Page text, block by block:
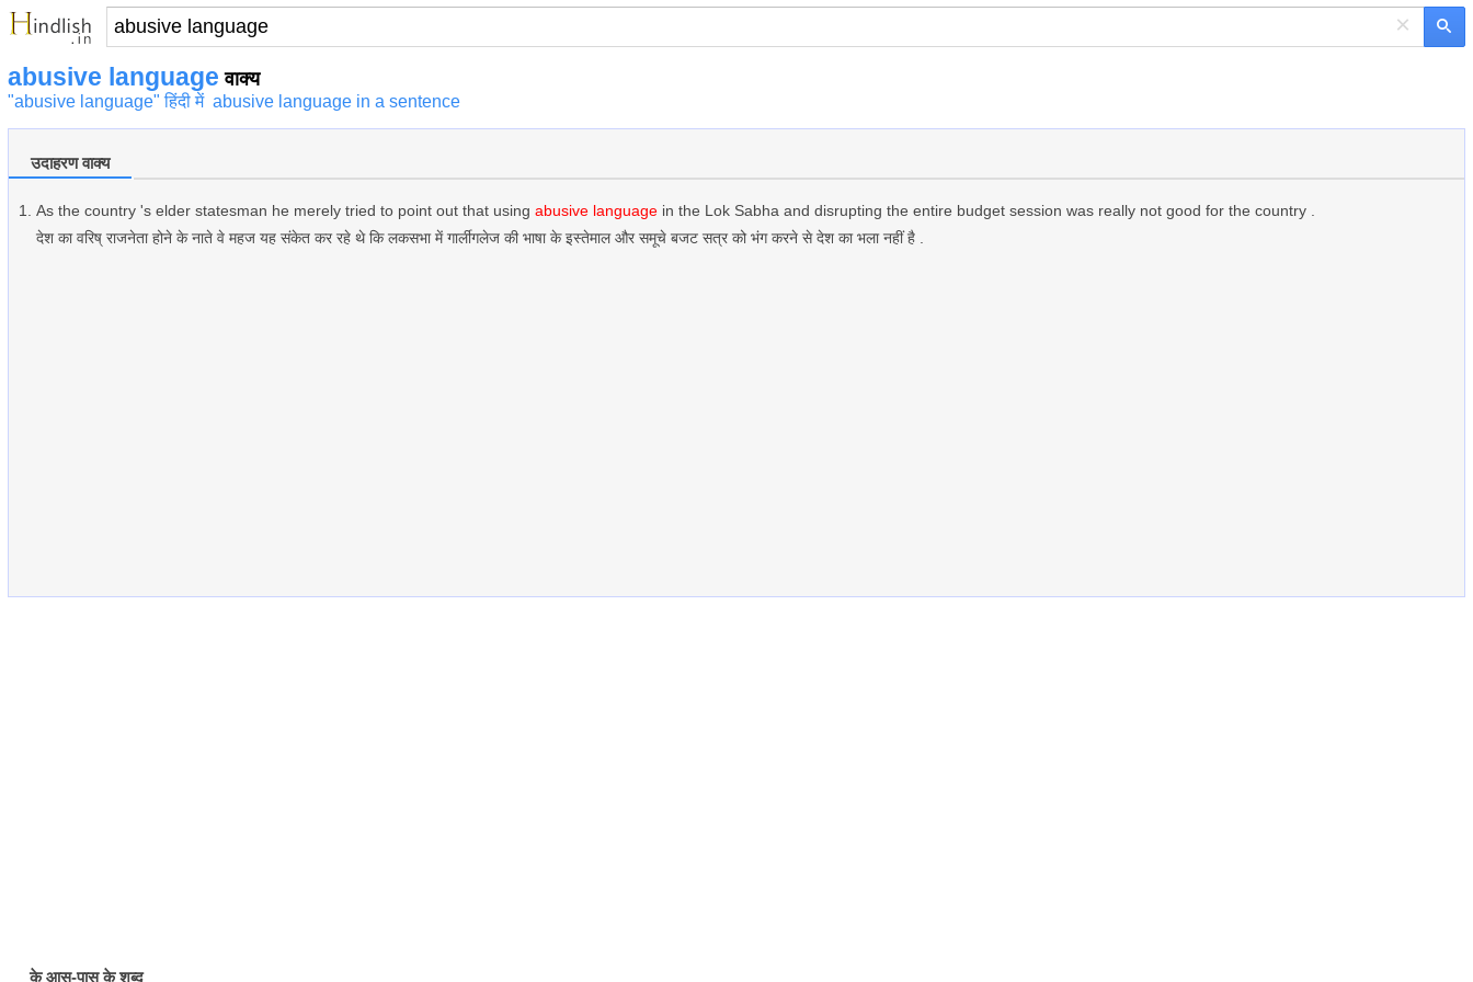
×
abusive language वाक्य
"abusive language" हिंदी में abusive language in a sentence
उदाहरण वाक्य
As the country 's elder statesman he merely tried to point out that using abusive language in the Lok Sabha and disrupting the entire budget session was really not good for the country .
देश का वरिष् राजनेता होने के नाते वे महज यह संकेत कर रहे थे कि लकसभा में गार्लीगलेज की भाषा के इस्तेमाल और समूचे बजट सत्र को भंग करने से देश का भला नहीं है .
के आस-पास के शब्द